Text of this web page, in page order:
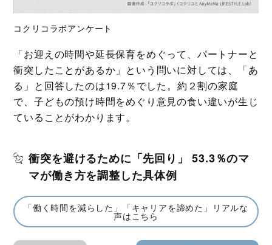
コクリコラボアンケート
「お迎えの時間や延長保育をめぐって、パートナーと
衝突したことがあるか」という問いに対しては、「あ
る」と回答したのは19.7％でした。約２割の家庭
で、子どもの預け時間をめぐり意見の食い違いが生じ
ていることがわかります。
衝突を避けるために「先回り」 53.3％のマ
マが働き方を調整した具体例
「働く時間を減らした」「キャリアを諦めた」リアルな
声はこちら